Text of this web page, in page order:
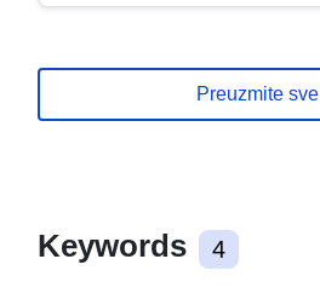
Preuzmite sve
Keywords 4